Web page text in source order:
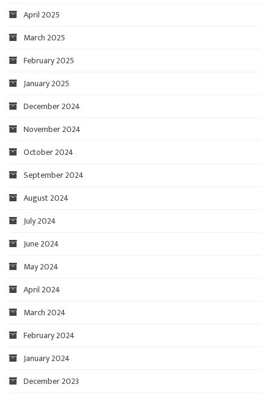
April 2025
March 2025
February 2025
January 2025
December 2024
November 2024
October 2024
September 2024
August 2024
July 2024
June 2024
May 2024
April 2024
March 2024
February 2024
January 2024
December 2023